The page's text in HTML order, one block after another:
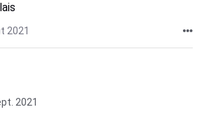
2021
2021